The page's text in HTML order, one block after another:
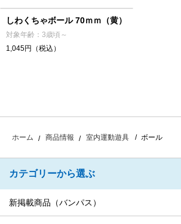
しわくちゃボール 70ｍｍ（黄）
対象年齢：3歳頃～
1,045円（税込）
ホーム 商品情報 室内運動遊具 ボール
カテゴリーから選ぶ
新掲載商品（バンパス）